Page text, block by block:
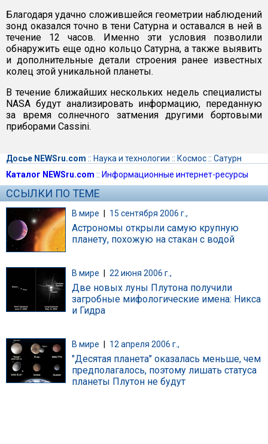
Благодаря удачно сложившейся геометрии наблюдений
зонд оказался точно в тени Сатурна и оставался в ней в
течение 12 часов. Именно эти условия позволили
обнаружить еще одно кольцо Сатурна, а также выявить
и дополнительные детали строения ранее известных
колец этой уникальной планеты.
В течение ближайших нескольких недель специалисты
NASA будут анализировать информацию, переданную
за время солнечного затмения другими бортовыми
приборами Cassini.
Досье NEWSru.com :: Наука и технологии :: Космос:: Сатурн
Каталог NEWSru.com :: Информационные интернет-ресурсы
ССЫЛКИ ПО ТЕМЕ
В мире | 15 сентября 2006 г.,
Астрономы открыли самую крупную
планету, похожую на стакан с водой
В мире 22 июня 2006 г.,
Две новых луны Плутона получили
загробные мифологические имена: Никса
и Гидра
В мире 12 апреля 2006 г.,
"Десятая планета" оказалась меньше, чем
предполагалось, поэтому лишать статуса
планеты Плутон не будут